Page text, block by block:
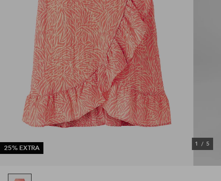
25% EXTRA
1 / 5